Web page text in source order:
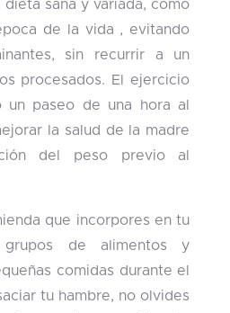
dieta sana y variada, como
de la vida , evitando
sin recurrir a un
procesados. El ejercicio
un paseo de una hora al
la salud de la madre
del peso previo al
que incorpores en tu
de alimentos y
comidas durante el
tu hambre, no olvides